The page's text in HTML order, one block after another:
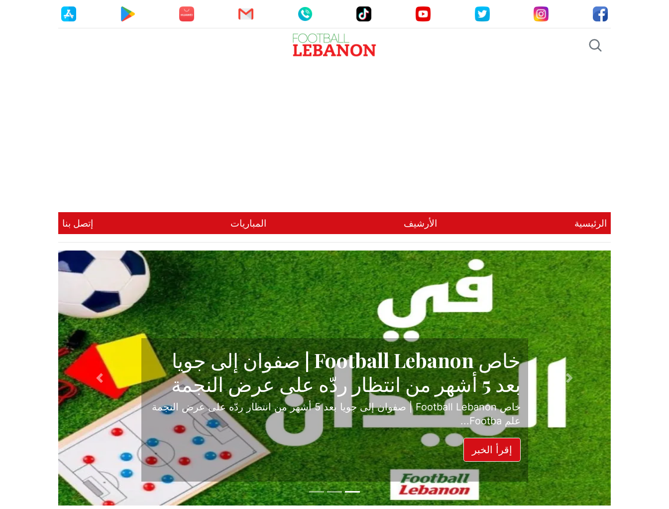
الرئيسية الأرشيف المباريات إتصل بنا
حكاية نجاح تبدأ من جبل محسن وتنتهي في
الدرجة الأولى
بعد موسم حافل بالإثارة والصراع في دوري الدرجة الثانية، نجح الإخاء الأهلي عاليه في
حسم ل...
إقرأ الخبر
Previous
Next